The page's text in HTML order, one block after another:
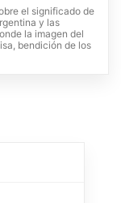
el significado de
y las
la imagen del
bendición de los